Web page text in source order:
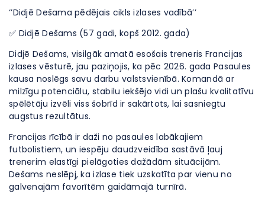
‘’Didjē Dešama pēdējais cikls izlases vadībā’’
✅ Didjē Dešams (57 gadi, kopš 2012. gada)
Didjē Dešams, visilgāk amatā esošais treneris Francijas
izlases vēsturē, jau paziņojis, ka pēc 2026. gada Pasaules
kausa noslēgs savu darbu valstsvienībā. Komandā ar
milzīgu potenciālu, stabilu iekšējo vidi un plašu kvalitatīvu
spēlētāju izvēli viss šobrīd ir sakārtots, lai sasniegtu
augstus rezultātus.
Francijas rīcībā ir daži no pasaules labākajiem
futbolistiem, un iespēju daudzveidība sastāvā ļauj
trenerim elastīgi pielāgoties dažādām situācijām.
Dešams neslēpj, ka izlase tiek uzskatīta par vienu no
galvenajām favorītēm gaidāmajā turnīrā.